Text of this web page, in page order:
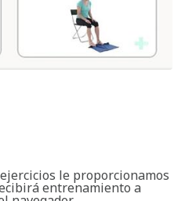
le proporcionamos
entrenamiento a